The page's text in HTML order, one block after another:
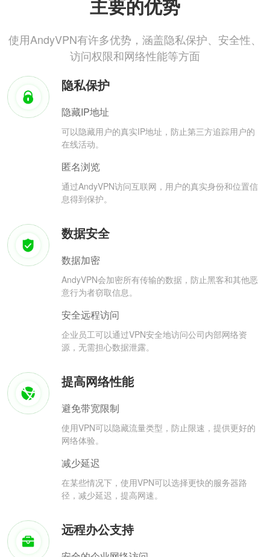
主要的优势
使用AndyVPN有许多优势，涵盖隐私保护、安全性、
访问权限和网络性能等方面
隐私保护
隐藏IP地址
可以隐藏用户的真实IP地址，防止第三方追踪用户的
在线活动。
匿名浏览
通过AndyVPN访问互联网，用户的真实身份和位置信
息得到保护。
数据安全
数据加密
AndyVPN会加密所有传输的数据，防止黑客和其他恶
意行为者窃取信息。
安全远程访问
企业员工可以通过VPN安全地访问公司内部网络资
源，无需担心数据泄露。
提高网络性能
避免带宽限制
使用VPN可以隐藏流量类型，防止限速，提供更好的
网络体验。
减少延迟
在某些情况下，使用VPN可以选择更快的服务器路
径，减少延迟，提高网速。
远程办公支持